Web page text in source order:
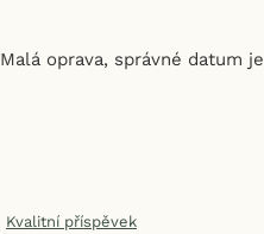
Malá oprava, správné datum
Kvalitní příspěvek